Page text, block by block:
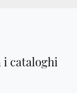
i cataloghi